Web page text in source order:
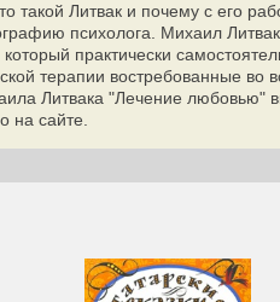
такой Литвак и почему с его
психолога. Михаил
который практически
терапии востребованные во
Литвака "Лечение любовью"
на сайте.